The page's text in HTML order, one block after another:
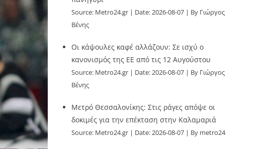
Source: Metro24.gr Date: 2026-08-07
By Γιώργος
Βένης
Οι κάψουλες καφέ αλλάζουν: Σε ισχύ ο
κανονισμός της ΕΕ από τις 12 Αυγούστου
Source: Metro24.gr Date: 2026-08-07
By Γιώργος
Βένης
Μετρό Θεσσαλονίκης: Στις ράγες απόψε οι
δοκιμές για την επέκταση στην Καλαμαριά
Source: Metro24.gr Date: 2026-08-07 By metro24